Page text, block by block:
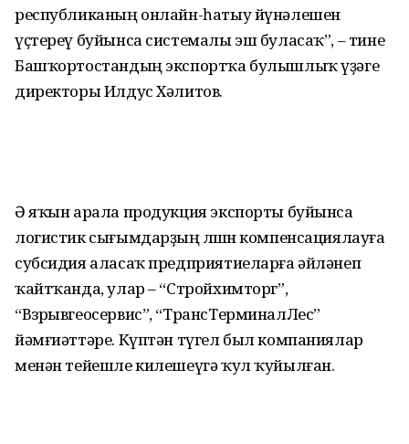
республиканың онлайн-һатыу йүнәлешен
үҫтереү буйынса системалы эш буласаҡ”, – тине
Башҡортостандың экспортҡа булышлыҡ үҙәге
директоры Илдус Хәлитов.
Ә яҡын арала продукция экспорты буйынса
логистик сығымдарҙың өлөшөн компенсациялауға
субсидия аласаҡ предприятиеларға әйләнеп
ҡайтҡанда, улар – “Стройхимторг”,
“Взрывгеосервис”, “ТрансТерминалЛес”
йәмғиәттәре. Күптән түгел был компаниялар
менән тейешле килешеүгә ҡул ҡуйылған.